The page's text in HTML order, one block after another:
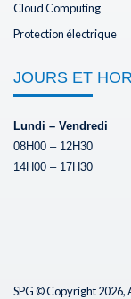
Cloud Computing
Protection électrique
JOURS ET
Lundi – Vendredi
08H00 – 12H30
14H00 – 17H30
SPG © Copyright 2026,